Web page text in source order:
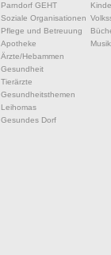
Parndorf GEHT
Soziale Organisationen
Pflege und Betreuung
Apotheke
Ärzte/Hebammen
Gesundheit
Tierärzte
Gesundheitsthemen
Leihomas
Gesundes Dorf